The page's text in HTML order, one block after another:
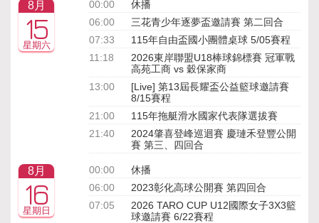
8月
15
星期六
00:00
休播
06:00
三花青少年逐夢盃邀請賽 第二回合
07:33
115年自由盃國小團體桌球 5/05賽程
11:18
2026東岸聯盟U18棒球錦標賽 冠軍戰
高苑工商 vs 穀保家商
13:00
[Live] 第13屆長耀盃公益籃球邀請賽
8/15賽程
21:00
115年拖艇滑水國家代表隊選拔賽
21:40
2024肇喜登峰巡迴賽 慶璉禾登豐公開
賽 第三、四回合
8月
16
星期日
00:00
休播
06:00
2023彰化高球公開賽 第四回合
07:05
2026 TARO CUP U12國際女子3X3籃
球邀請賽 6/22賽程